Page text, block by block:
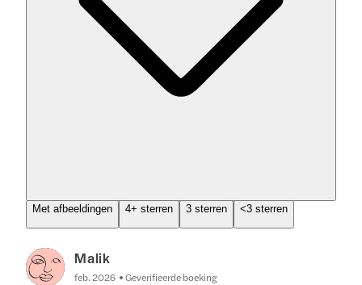
Met afbeeldingen 4+ sterren 3 sterren <3 sterren
Malik
feb. 2026 Geverifieerde boeking